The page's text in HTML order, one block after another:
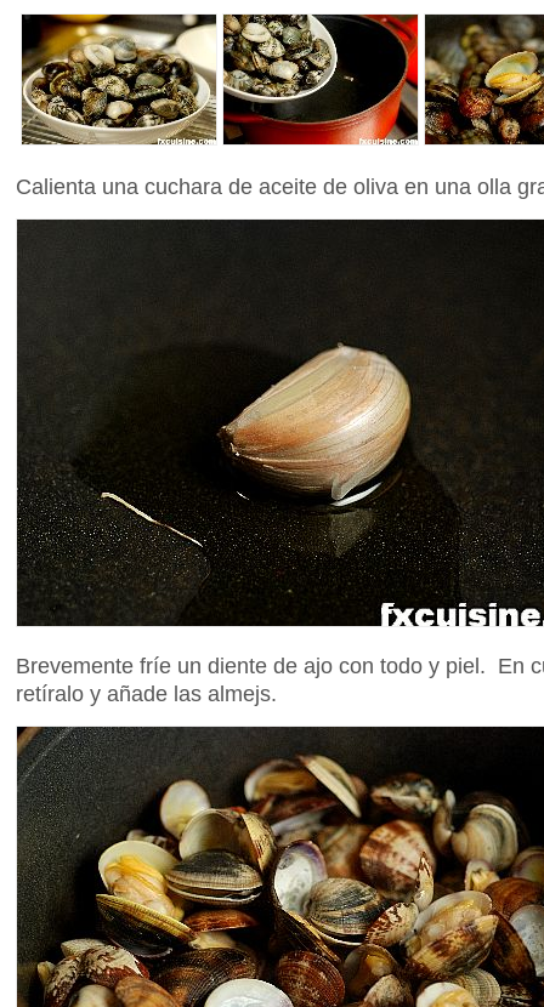
Calienta una cuchara de aceite de oliva en una olla
Brevemente fríe un diente de ajo con todo y piel. En
retíralo y añade las almejs.